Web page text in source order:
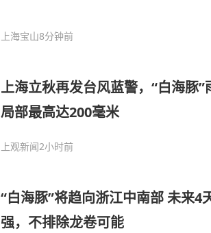
上海宝山8分钟前
上海立秋再发台风蓝警，“白海豚”
局部最高达200毫米
上观新闻2小时前
“白海豚”将趋向浙江中南部 未来4
强，不排除龙卷可能